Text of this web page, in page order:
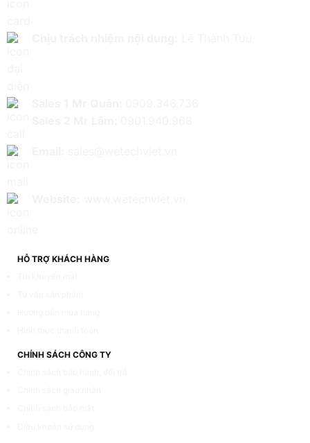
HỖ TRỢ KHÁCH HÀNG
CHÍNH SÁCH CÔNG TY